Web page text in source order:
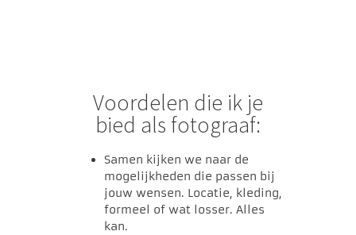
Voordelen die ik je
bied als fotograaf:
Samen kijken we naar de
mogelijkheden die passen bij
jouw wensen. Locatie, kleding,
formeel of wat losser. Alles
kan.